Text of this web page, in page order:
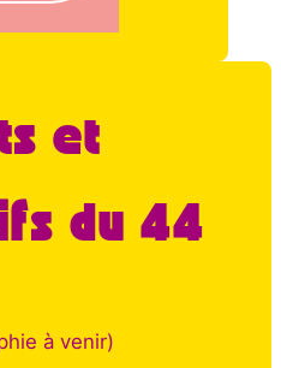
et
du 44
à venir)